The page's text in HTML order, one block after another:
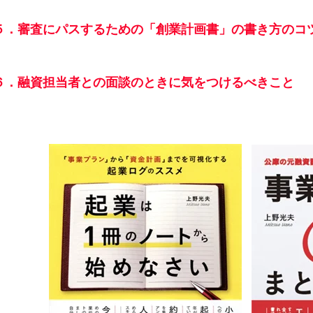
．審査にパスするための「創業計画書」の書き方のコ
．融資担当者との面談のときに気をつけるべきこと